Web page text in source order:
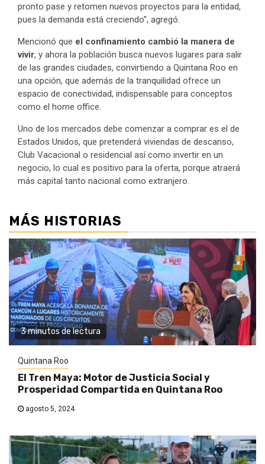
pronto pase y retomen nuevos proyectos para la entidad,
pues la demanda está creciendo”, agregó.
Mencionó que el confinamiento cambió la manera de
vivir, y ahora la población busca nuevos lugares para salir
de las grandes ciudades, convirtiendo a Quintana Roo en
una opción, que además de la tranquilidad ofrece un
espacio de conectividad, indispensable para conceptos
como el home office.
Uno de los mercados debe comenzar a comprar es el de
Estados Unidos, que pretenderá viviendas de descanso,
Club Vacacional o residencial así como invertir en un
negocio, lo cual es positivo para la oferta, porque atraerá
más capital tanto nacional como extranjero.
MÁS HISTORIAS
3 minutos de lectura
Quintana Roo
El Tren Maya: Motor de Justicia Social y
Prosperidad Compartida en Quintana Roo
agosto 5, 2024